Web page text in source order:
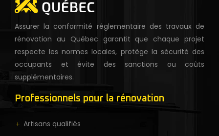
Assurer la conformité réglementaire des travaux de
rénovation au Québec garantit que chaque projet
respecte les normes locales, protège la sécurité des
occupants et évite des sanctions ou coûts
supplémentaires.
Professionnels pour la rénovation
Artisans qualifiés